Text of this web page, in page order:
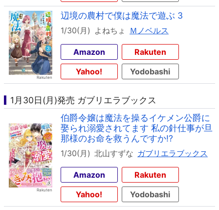
辺境の農村で僕は魔法で遊ぶ 3
1/30(月) よねちょ Ｍノベルス
Amazon
Rakuten
Yahoo!
Yodobashi
1月30日(月)発売 ガブリエラブックス
伯爵令嬢は魔法を操るイケメン公爵に
娶られ溺愛されてます 私の針仕事が旦
那様のお命を救うんですか!?
1/30(月) 北山すずな ガブリエラブックス
Amazon
Rakuten
Yahoo!
Yodobashi